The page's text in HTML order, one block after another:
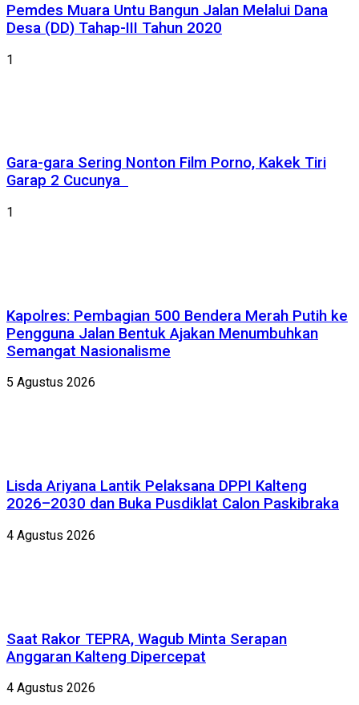
Pemdes Muara Untu Bangun Jalan Melalui Dana
Desa (DD) Tahap-III Tahun 2020
1
Gara-gara Sering Nonton Film Porno, Kakek Tiri
Garap 2 Cucunya
1
Kapolres: Pembagian 500 Bendera Merah Putih ke
Pengguna Jalan Bentuk Ajakan Menumbuhkan
Semangat Nasionalisme
5 Agustus 2026
Lisda Ariyana Lantik Pelaksana DPPI Kalteng
2026–2030 dan Buka Pusdiklat Calon Paskibraka
4 Agustus 2026
Saat Rakor TEPRA, Wagub Minta Serapan
Anggaran Kalteng Dipercepat
4 Agustus 2026